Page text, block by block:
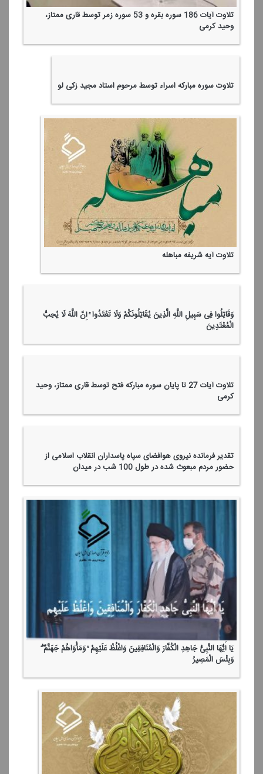
تلاوت آیات 186 سوره بقره و 53 سوره زمر توسط قاری ممتاز،
وحید كرمی
تلاوت سوره مباركه اسراء توسط مرحوم استاد مجید زكی لو
تلاوت آیه شریفه مباهله
وَقَاتِلُوا فِی سَبِیلِ اللَّهِ الَّذِینَ یُقَاتِلُونَكُمْ وَلَا تَعْتَدُوا ۚ إِنَّ اللَّهَ لَا یُحِبُّ
الْمُعْتَدِینَ
تلاوت آیات 27 تا پایان سوره مباركه فتح توسط قاری ممتاز، وحید
كرمی
تقدیر فرمانده نیروی هوافضای سپاه پاسداران انقلاب اسلامی از
حضور مردم مبعوث شده در طول 100 شب در میدان
یَا أَیُّهَا النَّبِیُّ جَاهِدِ الْكُفَّارَ وَالْمُنَافِقِینَ وَاغْلُظْ عَلَیْهِمْ ۚ وَمَأْوَاهُمْ جَهَنَّمُ ۖ
وَبِئْسَ الْمَصِیرُ